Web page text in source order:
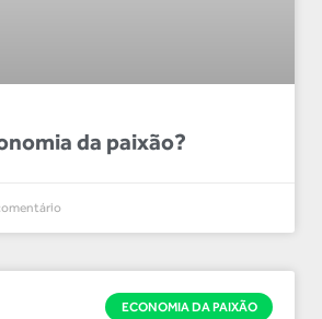
da paixão?
ECONOMIA DA PAIXÃO